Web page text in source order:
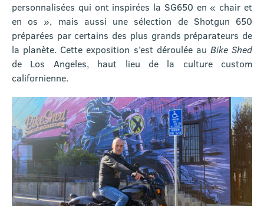
personnalisées qui ont inspirées la SG650 en « chair et
en os », mais aussi une sélection de Shotgun 650
préparées par certains des plus grands préparateurs de
la planète. Cette exposition s’est déroulée au Bike Shed
de Los Angeles, haut lieu de la culture custom
californienne.